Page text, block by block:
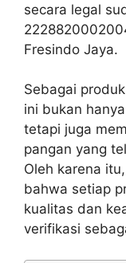
secara legal
Fresindo Jaya.
Sebagai
ini bukan
tetapi juga
pangan yang
Oleh karena
bahwa setiap
kualitas dan
verifikasi